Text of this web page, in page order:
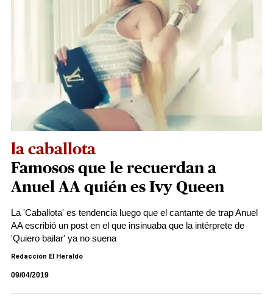
la caballota
Famosos que le recuerdan a
Anuel AA quién es Ivy Queen
La 'Caballota' es tendencia luego que el cantante de trap Anuel
AA escribió un post en el que insinuaba que la intérprete de
'Quiero bailar' ya no suena
Redacción El Heraldo
09/04/2019